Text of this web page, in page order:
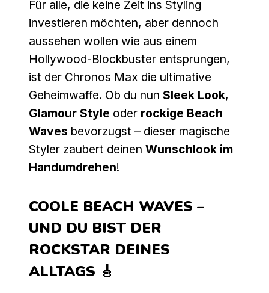
Für alle, die keine Zeit ins Styling
investieren möchten, aber dennoch
aussehen wollen wie aus einem
Hollywood-Blockbuster entsprungen,
ist der Chronos Max die ultimative
Geheimwaffe. Ob du nun Sleek Look,
Glamour Style oder rockige Beach
Waves bevorzugst – dieser magische
Styler zaubert deinen Wunschlook im
Handumdrehen!
COOLE BEACH WAVES –
UND DU BIST DER
ROCKSTAR DEINES
ALLTAGS 🎸